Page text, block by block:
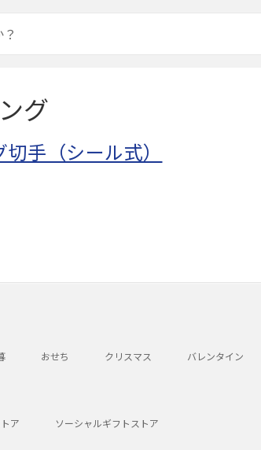
グ
手（シール式）
おせち クリスマス バレンタイン
ア ソーシャルギフトストア